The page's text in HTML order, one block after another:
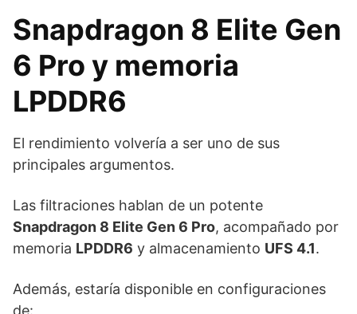
Snapdragon 8 Elite Gen
6 Pro y memoria
LPDDR6
El rendimiento volvería a ser uno de sus
principales argumentos.
Las filtraciones hablan de un potente
Snapdragon 8 Elite Gen 6 Pro, acompañado por
memoria LPDDR6 y almacenamiento UFS 4.1.
Además, estaría disponible en configuraciones
de: